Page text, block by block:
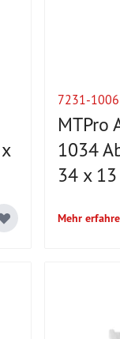
7231-1006
MTPro
1034
34 x
Mehr